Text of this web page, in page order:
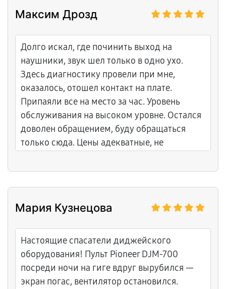
Максим Дрозд
Долго искал, где починить выход на
наушники, звук шел только в одно ухо.
Здесь диагностику провели при мне,
оказалось, отошел контакт на плате.
Припаяли все на место за час. Уровень
обслуживания на высоком уровне. Остался
доволен обращением, буду обращаться
только сюда. Цены адекватные, не
Мария Кузнецова
Настоящие спасатели диджейского
оборудования! Пульт Pioneer DJM-700
посреди ночи на гиге вдруг вырубился —
экран погас, вентилятор остановился.